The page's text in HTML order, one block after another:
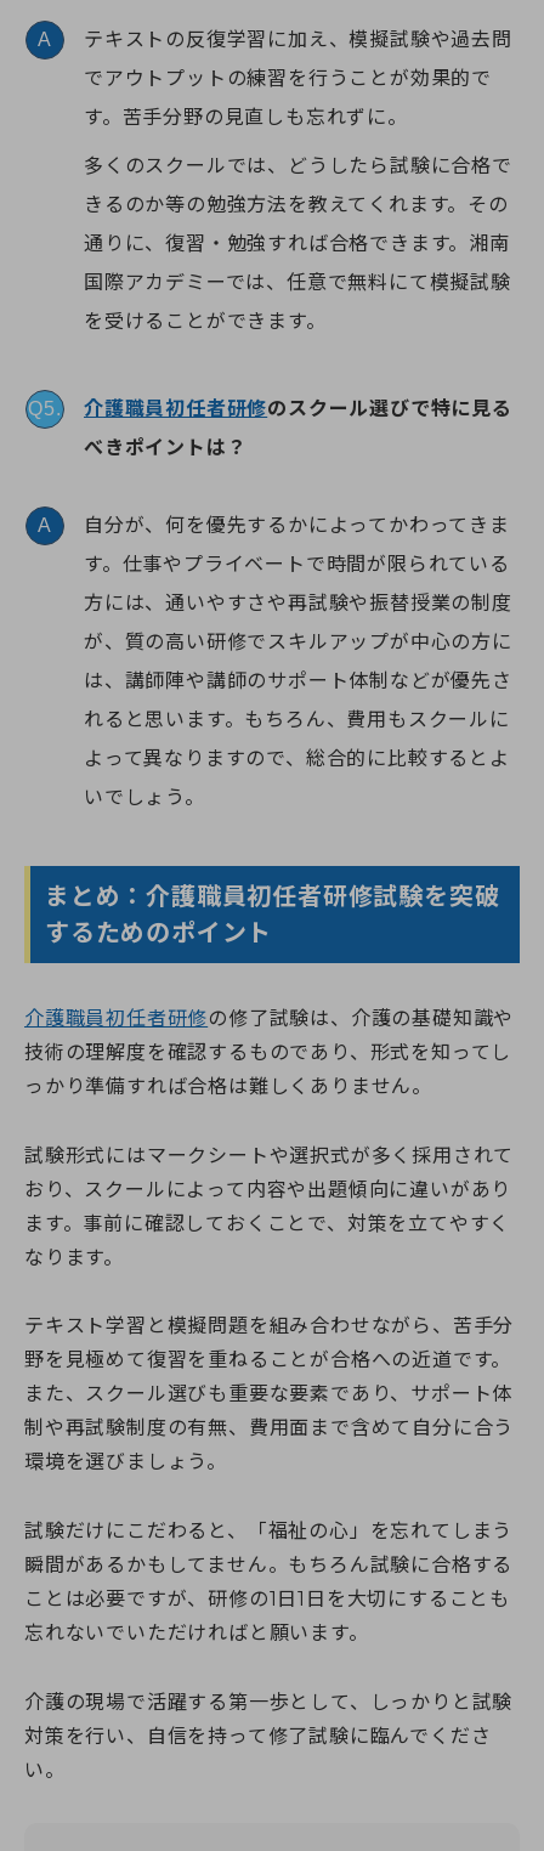
A
テキストの反復学習に加え、模擬試験や過去問
でアウトプットの練習を行うことが効果的で
す。苦手分野の見直しも忘れずに。
多くのスクールでは、どうしたら試験に合格で
きるのか等の勉強方法を教えてくれます。その
通りに、復習・勉強すれば合格できます。湘南
国際アカデミーでは、任意で無料にて模擬試験
を受けることができます。
Q5. 介護職員初任者研修のスクール選びで特に見る
べきポイントは？
A
自分が、何を優先するかによってかわってきま
す。仕事やプライベートで時間が限られている
方には、通いやすさや再試験や振替授業の制度
が、質の高い研修でスキルアップが中心の方に
は、講師陣や講師のサポート体制などが優先さ
れると思います。もちろん、費用もスクールに
よって異なりますので、総合的に比較するとよ
いでしょう。
まとめ：介護職員初任者研修試験を突破
するためのポイント
介護職員初任者研修の修了試験は、介護の基礎知識や
技術の理解度を確認するものであり、形式を知ってし
っかり準備すれば合格は難しくありません。
試験形式にはマークシートや選択式が多く採用されて
おり、スクールによって内容や出題傾向に違いがあり
ます。事前に確認しておくことで、対策を立てやすく
なります。
テキスト学習と模擬問題を組み合わせながら、苦手分
野を見極めて復習を重ねることが合格への近道です。
また、スクール選びも重要な要素であり、サポート体
制や再試験制度の有無、費用面まで含めて自分に合う
環境を選びましょう。
試験だけにこだわると、「福祉の心」を忘れてしまう
瞬間があるかもしてません。もちろん試験に合格する
ことは必要ですが、研修の1日1日を大切にすることも
忘れないでいただければと願います。
介護の現場で活躍する第一歩として、しっかりと試験
対策を行い、自信を持って修了試験に臨んでくださ
い。